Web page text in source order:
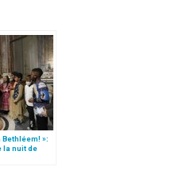
Bethléem! »:
la nuit de
complet)